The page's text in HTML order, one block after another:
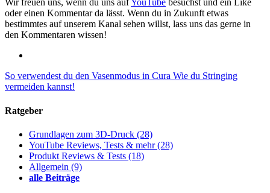
Wir freuen uns, wenn du uns aufYouTube besuchst und ein Like
oder einen Kommentar da lässt. Wenn du in Zukunft etwas
bestimmtes auf unserem Kanal sehen willst, lass uns das gerne in
den Kommentaren wissen!
So verwendest du den Vasenmodus in Cura Wie du Stringing
vermeiden kannst!
Ratgeber
Grundlagen zum 3D-Druck (28)
YouTube Reviews, Tests & mehr(28)
Produkt Reviews & Tests (18)
Allgemein (9)
alle Beiträge